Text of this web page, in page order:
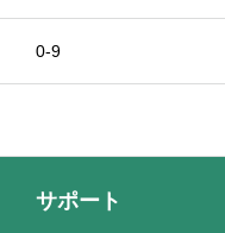
0-9
サポート